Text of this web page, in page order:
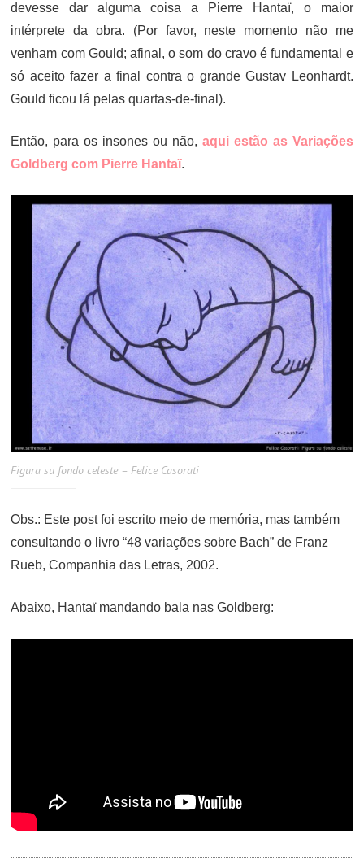
devesse dar alguma coisa a Pierre Hantaï, o maior
intérprete da obra. (Por favor, neste momento não me
venham com Gould; afinal, o som do cravo é fundamental e
só aceito fazer a final contra o grande Gustav Leonhardt.
Gould ficou lá pelas quartas-de-final).
Então, para os insones ou não, aqui estão as Variações
Goldberg com Pierre Hantaï.
Figura su fondo celeste – Felice Casorati
Obs.: Este post foi escrito meio de memória, mas também
consultando o livro “48 variações sobre Bach” de Franz
Rueb, Companhia das Letras, 2002.
Abaixo, Hantaï mandando bala nas Goldberg: